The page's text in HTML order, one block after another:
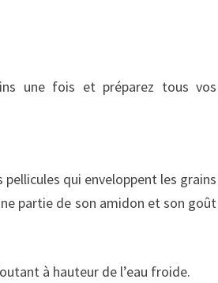
une fois et préparez tous vos
qui enveloppent les grains
partie de son amidon et son goût
à hauteur de l’eau froide.